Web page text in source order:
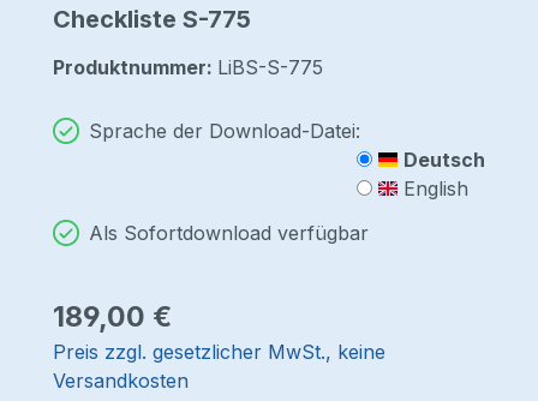
Checkliste S-775
Produktnummer: LiBS-S-775
Sprache der Download-Datei:
Deutsch
English
Als Sofortdownload verfügbar
Regulärer Preis:
189,00 €
Preis zzgl. gesetzlicher MwSt., keine
Versandkosten